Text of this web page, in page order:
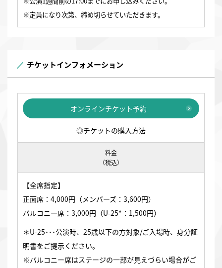
※定員になり次第、締め切らせていただきます。
チケットインフォメーション
オンラインチケット予約
◎チケットの購入方法
料金
（税込）
【全席指定】
正面席：4,000円（メンバーズ：3,600円）
バルコニー席：3,000円（U-25*：1,500円）
＊U-25･･･公演時、25歳以下の方対象/ご入場時、身分証
明書をご提示ください。
※バルコニー席はステージの一部が見えづらい場合がご